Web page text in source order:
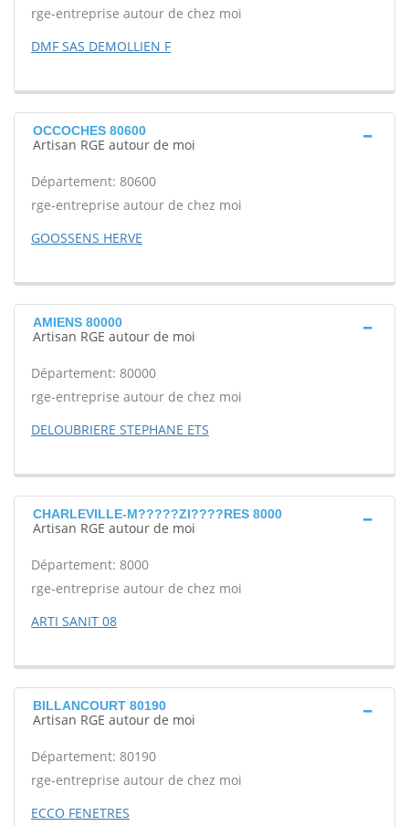
rge-entreprise autour de chez moi
DMF SAS DEMOLLIEN F
OCCOCHES 80600
Artisan RGE autour de moi
Département: 80600
rge-entreprise autour de chez moi
GOOSSENS HERVE
AMIENS 80000
Artisan RGE autour de moi
Département: 80000
rge-entreprise autour de chez moi
DELOUBRIERE STEPHANE ETS
CHARLEVILLE-M?????ZI????RES 8000
Artisan RGE autour de moi
Département: 8000
rge-entreprise autour de chez moi
ARTI SANIT 08
BILLANCOURT 80190
Artisan RGE autour de moi
Département: 80190
rge-entreprise autour de chez moi
ECCO FENETRES